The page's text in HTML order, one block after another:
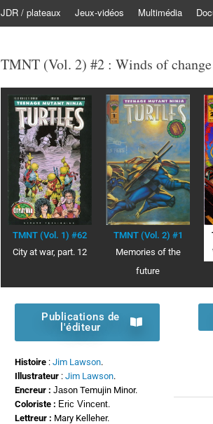
Tortuepédia
L'encyclopédie des Tortues Ninja !
JDR / plateaux Jeux-vidéos Multimédia
TMNT (Vol. 2) #2 : Winds of
TMNT (Vol. 1) #62
City at war, part. 12
TMNT (Vol. 2) #1
Memories of the
future
Publications de
l'éditeur
Histoire : Jim Lawson.
Illustrateur : Jim Lawson.
Encreur : Jason Temujin Minor.
Coloriste : Eric Vincent.
Lettreur : Mary Kelleher.